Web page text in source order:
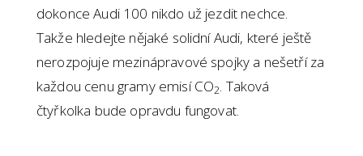
dokonce Audi 100 nikdo už jezdit nechce.
Takže hledejte nějaké solidní Audi, které ještě
nerozpojuje mezinápravové spojky a nešetří za
každou cenu gramy emisí CO2. Taková
čtyřkolka bude opravdu fungovat.